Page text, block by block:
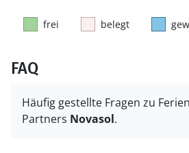
frei belegt
FAQ
Häufig gestellte Fragen zu
Partners Novasol.